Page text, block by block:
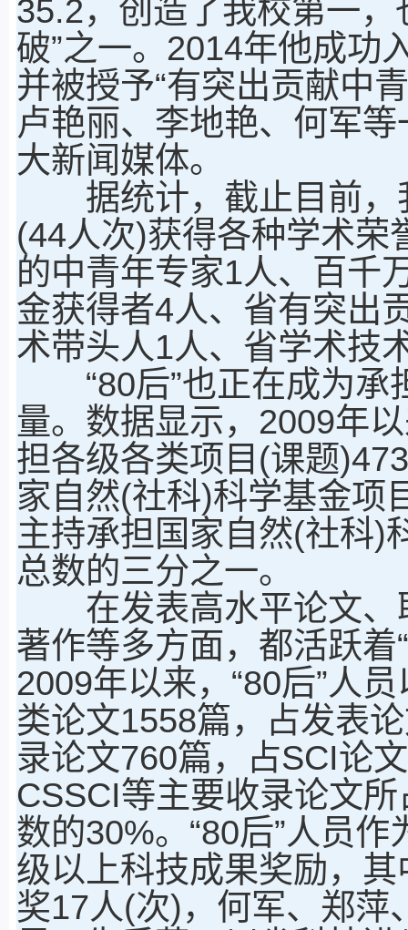
35.2，创造了我校第一
破”之一。2014年他成功
并被授予“有突出贡献中
卢艳丽、李地艳、何军
大新闻媒体。
据统计，截止目前，
(44人次)获得各种学术荣
的中青年专家1人、百千
金获得者4人、省有突出
术带头人1人、省学术技
“80后”也正在成为承
量。数据显示，2009年
担各级各类项目(课题
家自然(社科)科学基金项
主持承担国家自然(社科)
总数的三分之一。
在发表高水平论文、
著作等多方面，都活跃着
2009年以来，“80后”人
类论文1558篇，占发表
录论文760篇，占SCI论
CSSCI等主要收录论文
数的30%。“80后”人员
级以上科技成果奖励，
奖17人(次)，何军、郑萍